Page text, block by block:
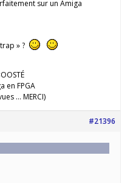
sur un Amiga
» ?
en FPGA
... MERCI)
#21396